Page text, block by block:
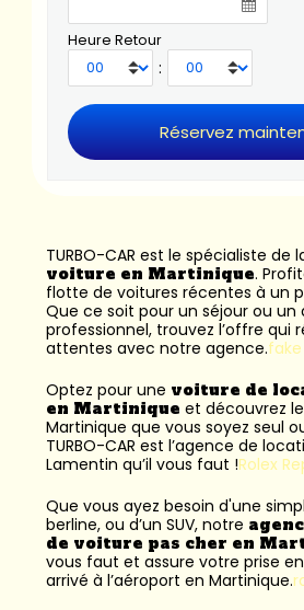
Heure Retour
:
TURBO-CAR est le spécialiste de
voiture en Martinique.
flotte de voitures récentes à un
Que ce soit pour un séjour ou
professionnel, trouvez l’offre qui
attentes avec notre agence.
Optez pour une voiture de
en Martinique et découvrez
Martinique que vous soyez seul
TURBO-CAR est l’agence de
Lamentin qu’il vous faut !Rolex
Que vous ayez besoin d'une
berline, ou d’un SUV, notre
de voiture pas cher en
vous faut et assure votre prise
arrivé à l’aéroport en Martinique.